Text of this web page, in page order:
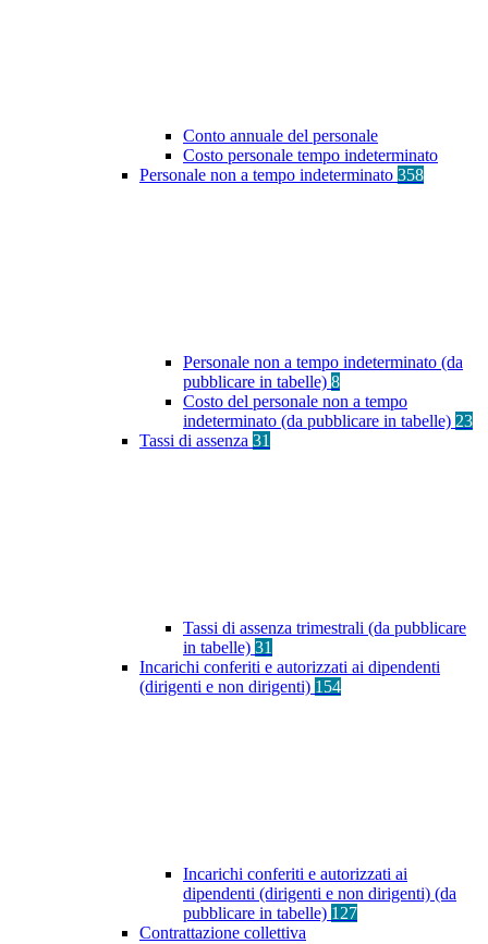
Conto annuale del personale
Costo personale tempo indeterminato
Personale non a tempo indeterminato 358
Personale non a tempo indeterminato (da
pubblicare in tabelle) 8
Costo del personale non a tempo
indeterminato (da pubblicare in tabelle) 23
Tassi di assenza 31
Tassi di assenza trimestrali (da pubblicare
in tabelle) 31
Incarichi conferiti e autorizzati ai dipendenti
(dirigenti e non dirigenti) 154
Incarichi conferiti e autorizzati ai
dipendenti (dirigenti e non dirigenti) (da
pubblicare in tabelle) 127
Contrattazione collettiva